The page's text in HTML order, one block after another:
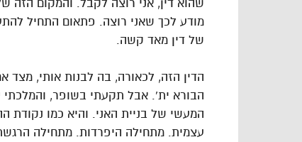
מודע לכך שאני רוצה. פתאום התחיל
של דין מאד קשה.
הדין הזה, לכאורה, בה לבנות אותי, מצד
הבורא ית’. אבל תקעתי בשופר,
המעשי של בניית האני. והיא כמו
עצמית. מתחילה היפרדות. מתחילה